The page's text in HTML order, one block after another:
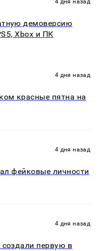
демоверсию
Xbox и ПК
4 дня назад
красные пятна на
4 дня назад
фейковые личности
4 дня назад
первую в